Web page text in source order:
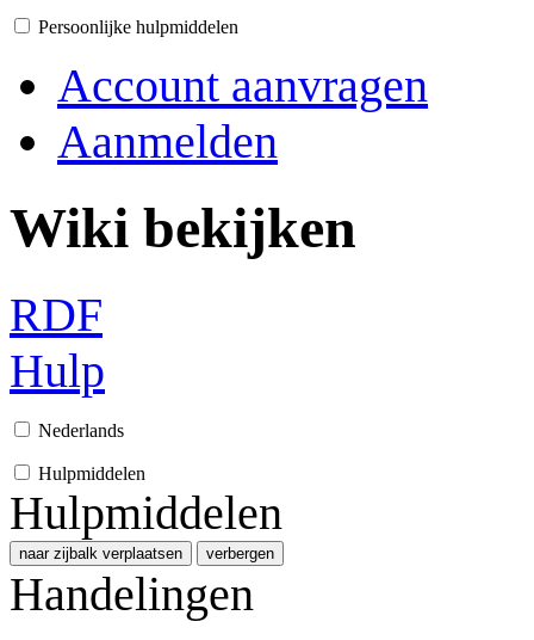
Persoonlijke hulpmiddelen
Account aanvragen
Aanmelden
Wiki bekijken
RDF
Hulp
Nederlands
Hulpmiddelen
Hulpmiddelen
naar zijbalk verplaatsen verbergen
Handelingen